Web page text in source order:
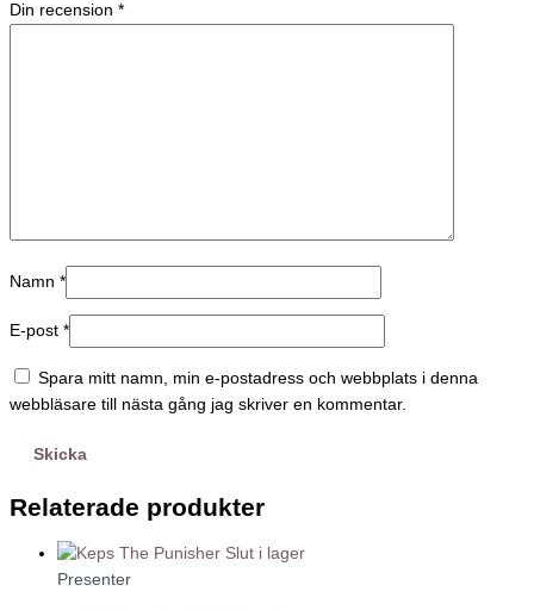
Din recension *
Namn *
E-post *
Spara mitt namn, min e-postadress och webbplats i denna
webbläsare till nästa gång jag skriver en kommentar.
Relaterade produkter
Slut i lager
Presenter